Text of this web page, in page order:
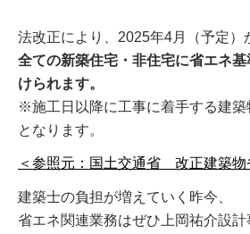
法改正により、2025年4月（予定）
全ての新築住宅・非住宅に省エネ
けられます。
※施工日以降に工事に着手する建築
となります。
＜参照元：国土交通省 改正建築物
建築士の負担が増えていく昨今、
省エネ関連業務はぜひ上岡祐介設